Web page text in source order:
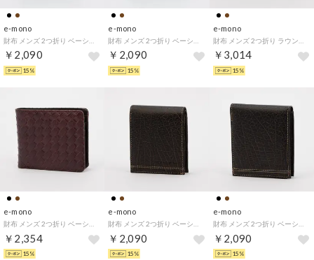
e-mono
￥2,090
15%
e-mono
￥2,090
15%
e-mono
￥3,014
15%
e-mono
￥2,354
15%
e-mono
￥2,090
15%
e-mono
￥2,090
15%